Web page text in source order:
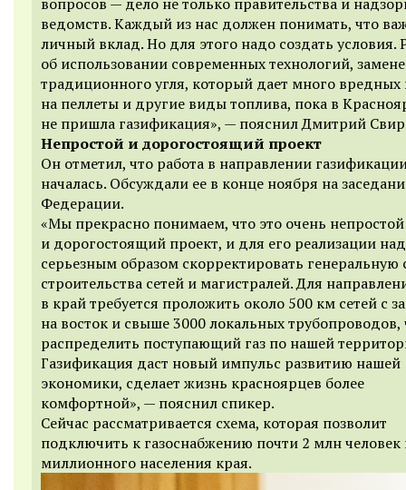
ведомств. Каждый из нас должен понимать, что
личный вклад. Но для этого надо создать условия.
об использовании современных технологий, замене
традиционного угля, который дает много вредных
на пеллеты и другие виды топлива, пока в
не пришла газификация», — пояснил Дмитрий
Непростой и дорогостоящий проект
Он отметил, что работа в направлении
началась. Обсуждали ее в конце ноября на
Федерации.
«Мы прекрасно понимаем, что это очень непростой
и дорогостоящий проект, и для его реализации
серьезным образом скорректировать генеральную
строительства сетей и магистралей. Для
в край требуется проложить около 500 км сетей с
на восток и свыше 3000 локальных трубопроводов,
распределить поступающий газ по нашей
Газификация даст новый импульс развитию нашей
экономики, сделает жизнь красноярцев более
комфортной», — пояснил спикер.
Сейчас рассматривается схема, которая позволит
подключить к газоснабжению почти 2 млн человек
миллионного населения края.